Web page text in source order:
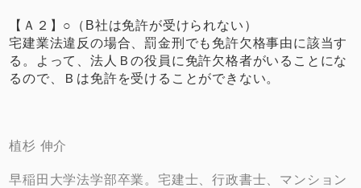
【Ａ２】○（B社は免許が受けられない）
宅建業法違反の場合、罰金刑でも免許欠格事由に該当す
る。よって、法人Ｂの役員に免許欠格者がいることにな
るので、Ｂは免許を受けることができない。
植杉 伸介
早稲田大学法学部卒業。宅建士、行政書士、マンション